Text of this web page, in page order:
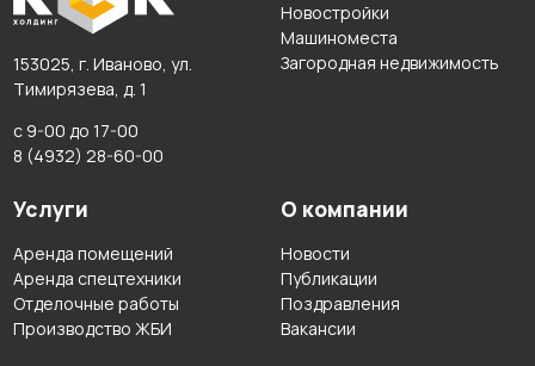
153025, г. Иваново, ул.
Тимирязева, д. 1
с 9-00 до 17-00
8 (4932) 28-60-00
Новостройки
Машиноместа
Загородная недвижимость
Услуги
Аренда помещений
Аренда спецтехники
Отделочные работы
Производство ЖБИ
О компании
Новости
Публикации
Поздравления
Вакансии